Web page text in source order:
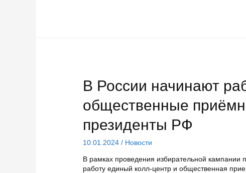
В России начинают
общественные
президенты РФ
10.01.2024 / Новости
В рамках проведения избирательной
работу единый колл-центр и общественная